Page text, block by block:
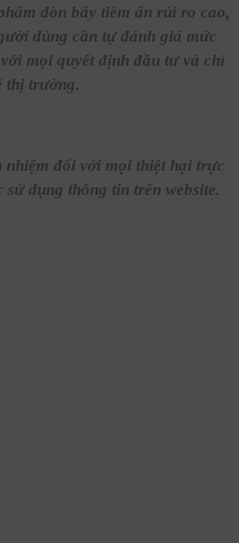
đòn bẩy tiềm ẩn rủi ro cao,
dùng cần tự đánh giá mức
mọi quyết định đầu tư và chỉ
thị trường.
đối với mọi thiệt hại trực
dụng thông tin trên website.